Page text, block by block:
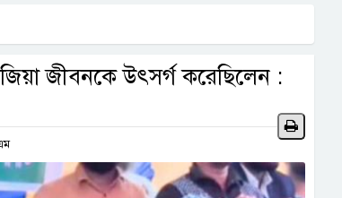
জিয়া জীবনকে উৎসর্গ করেছিলেন :